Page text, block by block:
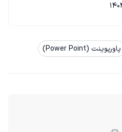
پاورپوینت (Power Point)